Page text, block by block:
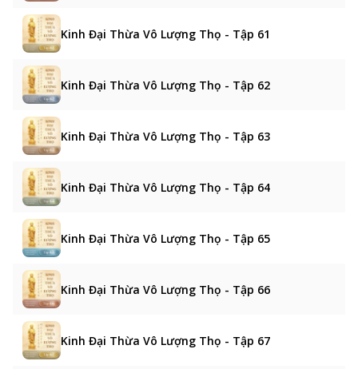
Kinh Đại Thừa Vô Lượng Thọ - Tập 61
Kinh Đại Thừa Vô Lượng Thọ - Tập 62
Kinh Đại Thừa Vô Lượng Thọ - Tập 63
Kinh Đại Thừa Vô Lượng Thọ - Tập 64
Kinh Đại Thừa Vô Lượng Thọ - Tập 65
Kinh Đại Thừa Vô Lượng Thọ - Tập 66
Kinh Đại Thừa Vô Lượng Thọ - Tập 67